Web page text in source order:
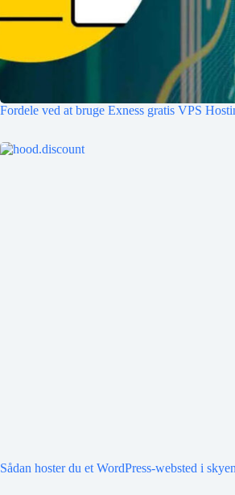
Fordele ved at bruge Exness gratis VPS
Sådan hoster du et WordPress-websted i skyen